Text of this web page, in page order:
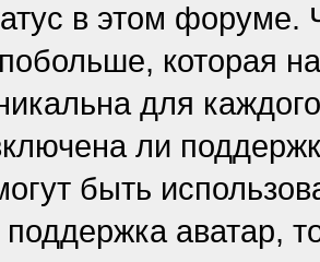
в этом форуме.
которая
для
ли
быть
аватар,